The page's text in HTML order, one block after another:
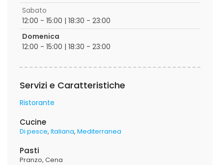
Sabato
12:00 - 15:00 | 18:30 - 23:00
Domenica
12:00 - 15:00 | 18:30 - 23:00
Servizi e Caratteristiche
Ristorante
Cucine
Di pesce Italiana Mediterranea
Pasti
Pranzo Cena